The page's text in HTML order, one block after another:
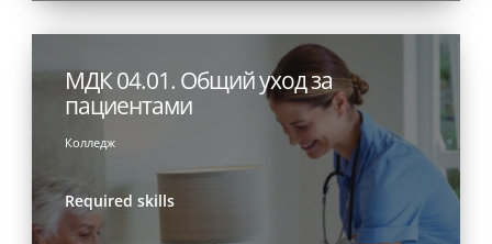
МДК 04.01. Общий уход за
пациентами
Колледж
Required skills